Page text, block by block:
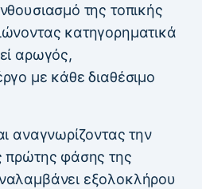
της τοπικής
κατηγορηματικά
αρωγός,
με κάθε διαθέσιμο
αναγνωρίζοντας την
πρώτης φάσης της
εξολοκλήρου